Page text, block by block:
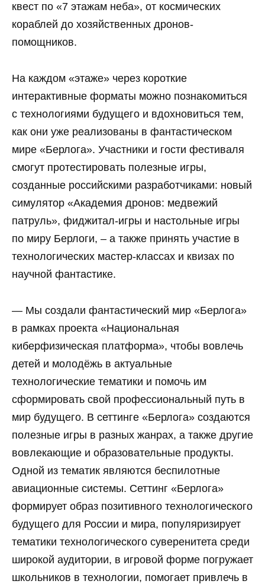
квест по «7 этажам неба», от космических
кораблей до хозяйственных дронов-
помощников.
На каждом «этаже» через короткие
интерактивные форматы можно познакомиться
с технологиями будущего и вдохновиться тем,
как они уже реализованы в фантастическом
мире «Берлога». Участники и гости фестиваля
смогут протестировать полезные игры,
созданные российскими разработчиками: новый
симулятор «Академия дронов: медвежий
патруль», фиджитал-игры и настольные игры
по миру Берлоги, – а также принять участие в
технологических мастер-классах и квизах по
научной фантастике.
— Мы создали фантастический мир «Берлога»
в рамках проекта «Национальная
киберфизическая платформа», чтобы вовлечь
детей и молодёжь в актуальные
технологические тематики и помочь им
сформировать свой профессиональный путь в
мир будущего. В сеттинге «Берлога» создаются
полезные игры в разных жанрах, а также другие
вовлекающие и образовательные продукты.
Одной из тематик являются беспилотные
авиационные системы. Сеттинг «Берлога»
формирует образ позитивного технологического
будущего для России и мира, популяризирует
тематики технологического суверенитета среди
широкой аудитории, в игровой форме погружает
школьников в технологии, помогает привлечь в